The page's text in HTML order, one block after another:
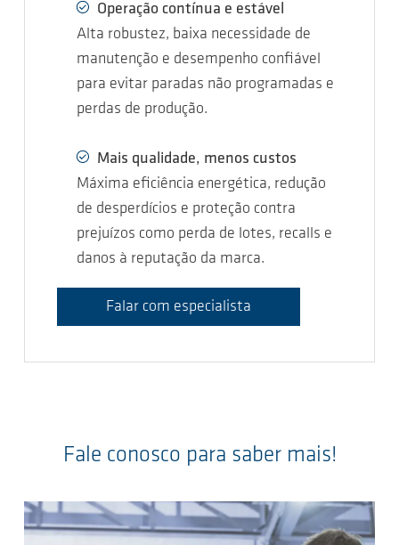
Operação contínua e estável
Alta robustez, baixa necessidade de
manutenção e desempenho confiável
para evitar paradas não programadas e
perdas de produção.
Mais qualidade, menos custos
Máxima eficiência energética, redução
de desperdícios e proteção contra
prejuízos como perda de lotes, recalls e
danos à reputação da marca.
Falar com especialista
Fale conosco para saber mais!